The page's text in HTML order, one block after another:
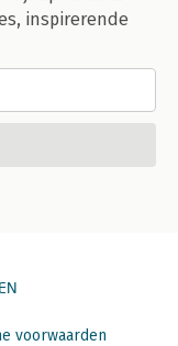
inspirerende
voorwaarden